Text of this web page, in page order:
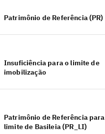
Patrimônio de Referência (PR)
Insuficiência para o limite de
imobilização
Patrimônio de Referência para
limite de Basileia (PR_LI)